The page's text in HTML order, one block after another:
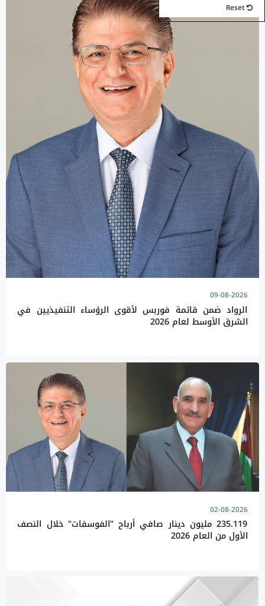
Reset
09-08-2026
الرواد ضمن قائمة فوربس لأقوى الرؤساء التنفيذيين في
الشرق الأوسط لعام 2026
02-08-2026
235.119 مليون دينار صافي أرباح "الفوسفات" خلال النصف
الأول من العام 2026